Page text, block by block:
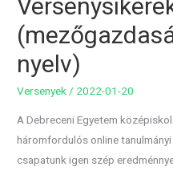
nyelv)
Versenyek / 2022-01-20
A Debreceni Egyetem
háromfordulós online
csapatunk igen szép